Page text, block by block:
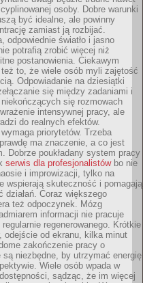
osoby. Dobre warunki
być idealne, ale powinny
zamiast ją rozbijać.
odpowiednie światło i jasno
potrafią zrobić więcej niż
postanowienia. Ciekawym
to, że wiele osób myli zajętość
Odpowiadanie na dziesiątki
się między zadaniami i
się rozmowach
intensywnej pracy, ale
do realnych efektów.
priorytetów. Trzeba
ma znaczenie, a co jest
Dobrze poukładany system pracy
serwis dla profesjonalistówbo nie
i improwizacji, tylko na
wspierają skuteczność i pomagają
działań. Coraz większego
też odpoczynek. Mózg
informacji nie pracuje
regularnie regenerowanego. Krótkie
odejście od ekranu, kilka minut
zakończenie pracy o
są niezbędne, by utrzymać energię
Wiele osób wpada w
dostępności, sądząc, że im więcej